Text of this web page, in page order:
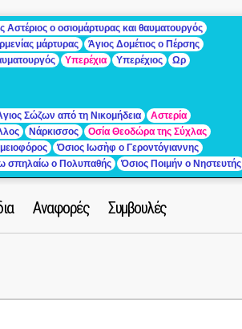
Αστέριος ο οσιομάρτυρας και θαυματουργός
μάρτυρας
Άγιος Δομέτιος ο Πέρσης
Υπερέχια Υπερέχιος Ωρ
Σώζων από τη Νικομήδεια
Αστερία
Νάρκισσος
Οσία Θεοδώρα της Σύχλας
Όσιος Ιωσὴφ ο Γεροντόγιαννης
σπηλαίω ο Πολυπαθής
Όσιος Ποιμήν ο Νηστευτής
Αναφορές Συμβουλές